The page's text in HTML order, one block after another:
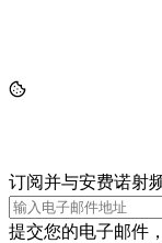
订阅并与安费诺射
提交您的电子邮件